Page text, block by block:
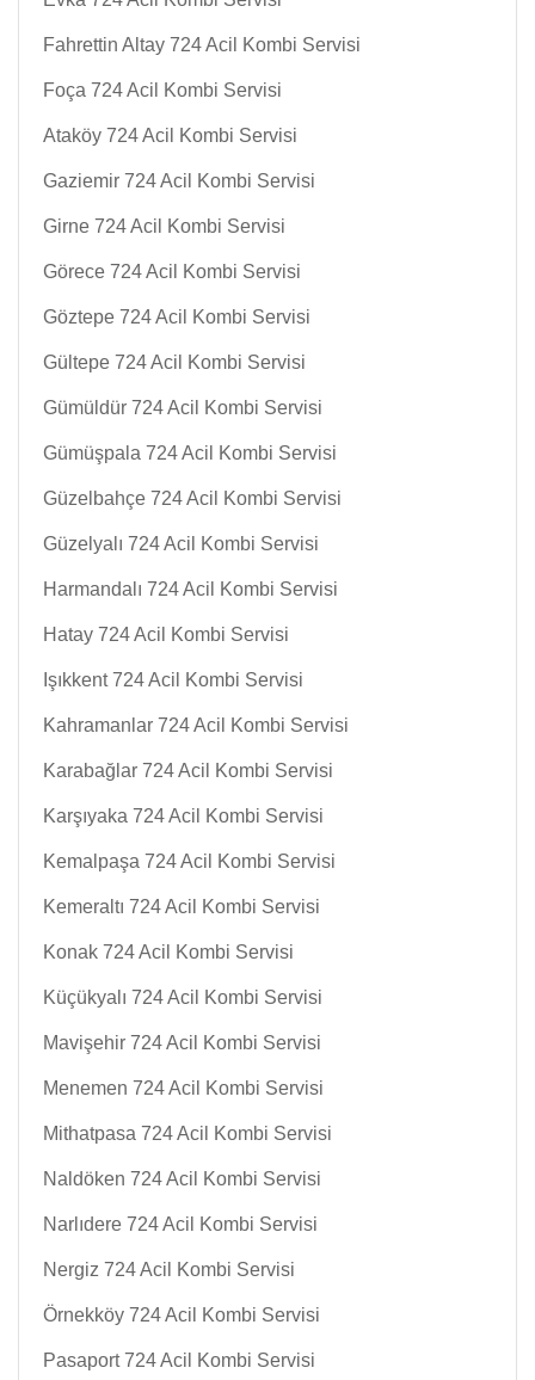
Fahrettin Altay 724 Acil Kombi Servisi
Foça 724 Acil Kombi Servisi
Ataköy 724 Acil Kombi Servisi
Gaziemir 724 Acil Kombi Servisi
Girne 724 Acil Kombi Servisi
Görece 724 Acil Kombi Servisi
Göztepe 724 Acil Kombi Servisi
Gültepe 724 Acil Kombi Servisi
Gümüldür 724 Acil Kombi Servisi
Gümüşpala 724 Acil Kombi Servisi
Güzelbahçe 724 Acil Kombi Servisi
Güzelyalı 724 Acil Kombi Servisi
Harmandalı 724 Acil Kombi Servisi
Hatay 724 Acil Kombi Servisi
Işıkkent 724 Acil Kombi Servisi
Kahramanlar 724 Acil Kombi Servisi
Karabağlar 724 Acil Kombi Servisi
Karşıyaka 724 Acil Kombi Servisi
Kemalpaşa 724 Acil Kombi Servisi
Kemeraltı 724 Acil Kombi Servisi
Konak 724 Acil Kombi Servisi
Küçükyalı 724 Acil Kombi Servisi
Mavişehir 724 Acil Kombi Servisi
Menemen 724 Acil Kombi Servisi
Mithatpasa 724 Acil Kombi Servisi
Naldöken 724 Acil Kombi Servisi
Narlıdere 724 Acil Kombi Servisi
Nergiz 724 Acil Kombi Servisi
Örnekköy 724 Acil Kombi Servisi
Pasaport 724 Acil Kombi Servisi